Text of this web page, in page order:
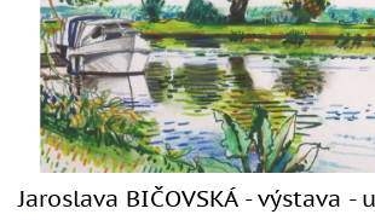
Jaroslava BIČOVSKÁ - výstava -